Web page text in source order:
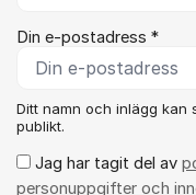
Din e-postadress *
Ditt namn och inlägg kan
publikt.
Jag har tagit del av
personuppgifter och